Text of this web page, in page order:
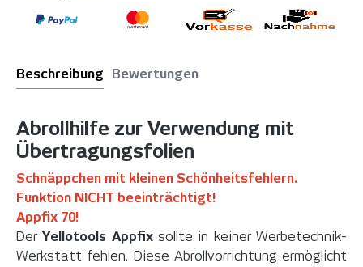
Beschreibung Bewertungen
Abrollhilfe zur Verwendung mit
Übertragungsfolien
Schnäppchen mit kleinen Schönheitsfehlern.
Funktion NICHT beeinträchtigt!
Appfix 70!
DerYellotools Appfixsollte in keiner Werbetechnik-
Werkstatt fehlen. Diese Abrollvorrichtung ermöglicht